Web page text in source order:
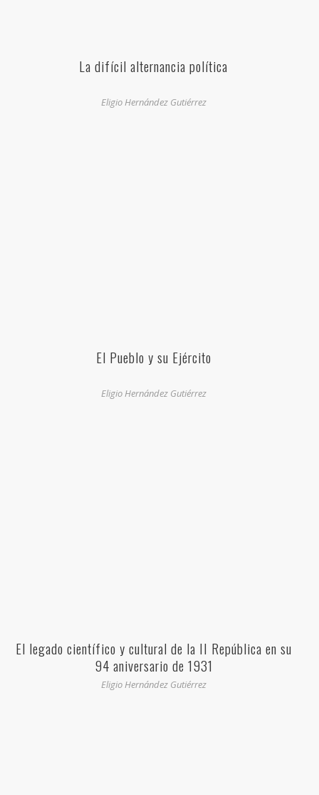
La difícil alternancia política
Eligio Hernández Gutiérrez
El Pueblo y su Ejército
Eligio Hernández Gutiérrez
El legado científico y cultural de la II República en su
94 aniversario de 1931
Eligio Hernández Gutiérrez